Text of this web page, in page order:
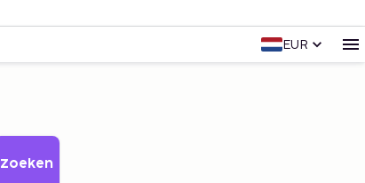
EUR
Zoeken